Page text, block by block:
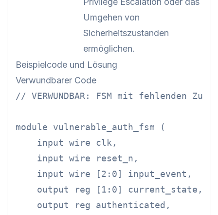
Umgehen von
Sicherheitszustanden
ermöglichen.
Beispielcode und Lösung
Verwundbarer Code
// VERWUNDBAR: FSM mit fehlenden
module vulnerable_auth_fsm (
    input wire clk,
    input wire reset_n,
    input wire [2:0] input_event,
    output reg [1:0] current_state,
    output reg authenticated,